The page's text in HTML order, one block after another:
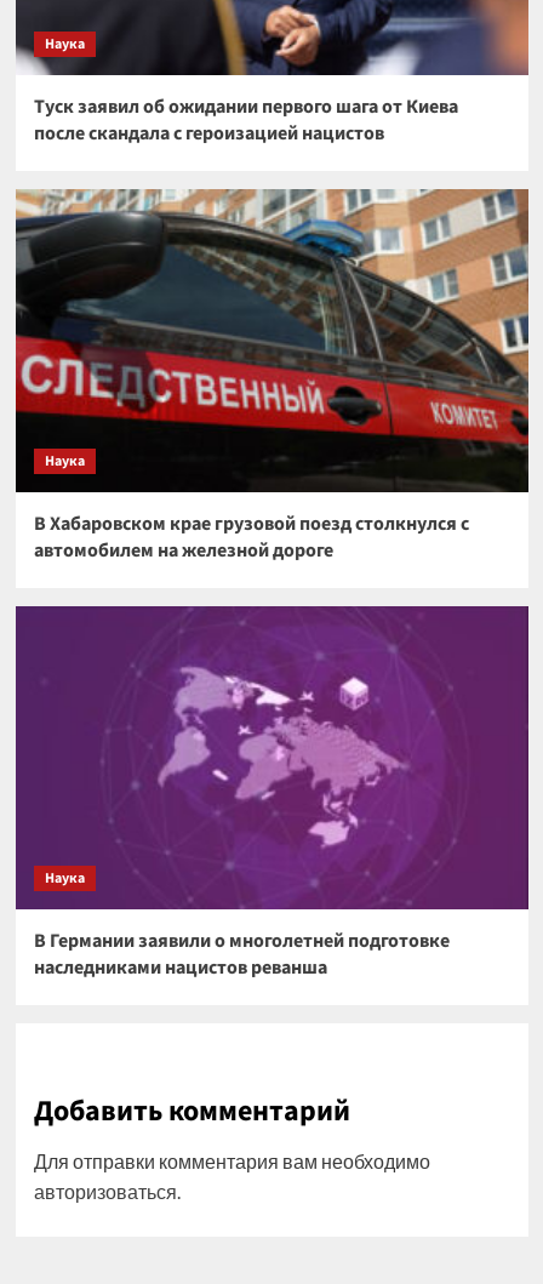
Наука
Туск заявил об ожидании первого шага от Киева
после скандала с героизацией нацистов
Наука
В Хабаровском крае грузовой поезд столкнулся с
автомобилем на железной дороге
Наука
В Германии заявили о многолетней подготовке
наследниками нацистов реванша
Добавить комментарий
Для отправки комментария вам необходимо
авторизоваться.